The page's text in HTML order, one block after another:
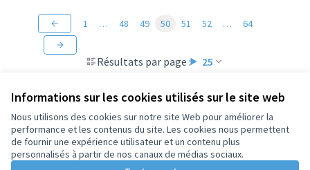
Informations sur les cookies utilisés sur le site web
Nous utilisons des cookies sur notre site Web pour améliorer la
performance et les contenus du site. Les cookies nous permettent
de fournir une expérience utilisateur et un contenu plus
personnalisés à partir de nos canaux de médias sociaux.
Résultats par page : 25
1 … 48 49 50 51 52 … 64
Conditions d'utilisation
Paramètres des cookies